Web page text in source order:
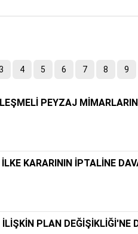
4 5 6 7 8 9
PEYZAJ
KARARININ İPTALİNE
İLİŞKİN PLAN DEĞİŞİKLİĞİ'NE